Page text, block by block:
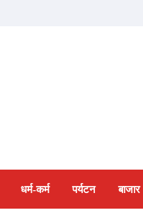
धर्म-कर्म पर्यटन बाजार